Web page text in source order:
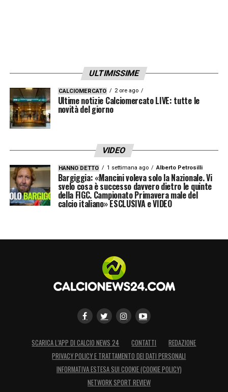
ULTIMISSIME
CALCIOMERCATO 2 ore ago
Ultime notizie Calciomercato LIVE: tutte le
novità del giorno
VIDEO
HANNO DETTO 1 settimana ago Alberto Petrosilli
Bargiggia: «Mancini voleva solo la Nazionale. Vi
svelo cosa è successo davvero dietro le quinte
della FIGC. Campionato Primavera male del
calcio italiano» ESCLUSIVA e VIDEO
SCARICA L’APP DI CALCIO NEWS 24 CONTATTI
REDAZIONE
PRIVACY POLICY E TRATTAMENTO DEI DATI PERSONALI
INFORMATIVA ESTESA SUI COOKIE (COOKIE POLICY)
NETWORK SPORT REVIEW